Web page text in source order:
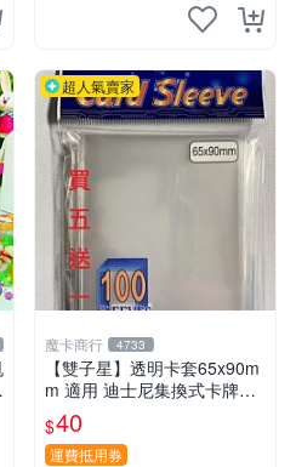
超人氣賣家
魔卡商行 4733
【雙子星】透明卡套65x90m
m 適用 迪士尼集換式卡牌遊
戲 Disney Lorcana Reign of
Jafar
$40
運費抵用券